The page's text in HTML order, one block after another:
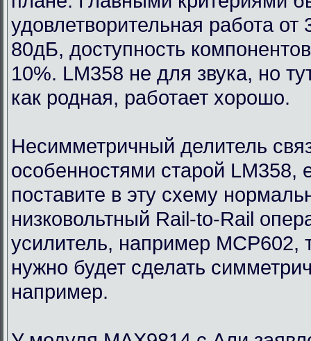
удовлетворительная работа
80дБ, доступность
10%. LM358 не для звука, но
как родная, работает хорошо.
Несимметричный делитель
особенностями старой LM358,
поставите в эту схему
низковольтный Rail-to-Rail
усилитель, например MCP602,
нужно будет сделать
например.